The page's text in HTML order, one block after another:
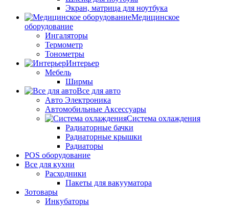
Экран, матрица для ноутбука
Медицинское
оборудование
Ингаляторы
Термометр
Тонометры
Интерьер
Мебель
Ширмы
Все для авто
Авто Электроника
Автомобильные Аксессуары
Система охлаждения
Радиаторные бачки
Радиаторные крышки
Радиаторы
POS оборудование
Все для кухни
Расходники
Пакеты для вакууматора
Зотовары
Инкубаторы